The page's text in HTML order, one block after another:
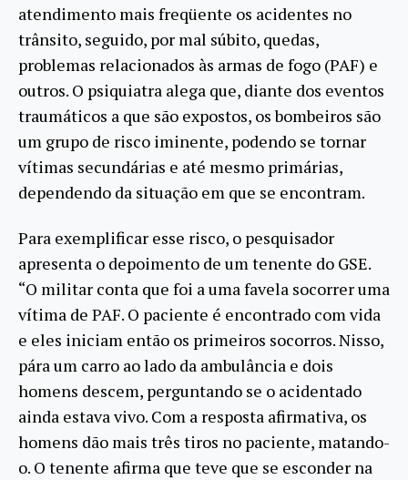
atendimento mais freqüente os acidentes no
trânsito, seguido, por mal súbito, quedas,
problemas relacionados às armas de fogo (PAF) e
outros. O psiquiatra alega que, diante dos eventos
traumáticos a que são expostos, os bombeiros são
um grupo de risco iminente, podendo se tornar
vítimas secundárias e até mesmo primárias,
dependendo da situação em que se encontram.
Para exemplificar esse risco, o pesquisador
apresenta o depoimento de um tenente do GSE.
“O militar conta que foi a uma favela socorrer uma
vítima de PAF. O paciente é encontrado com vida
e eles iniciam então os primeiros socorros. Nisso,
pára um carro ao lado da ambulância e dois
homens descem, perguntando se o acidentado
ainda estava vivo. Com a resposta afirmativa, os
homens dão mais três tiros no paciente, matando-
o. O tenente afirma que teve que se esconder na